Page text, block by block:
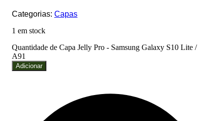
Categorias: Capas
1 em stock
Quantidade de Capa Jelly Pro - Samsung Galaxy S10 Lite /
A91
Adicionar